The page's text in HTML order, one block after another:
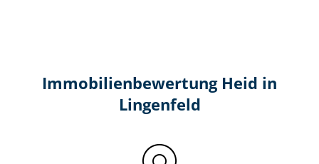
Immobilien­bewertung Heid in
Lingenfeld